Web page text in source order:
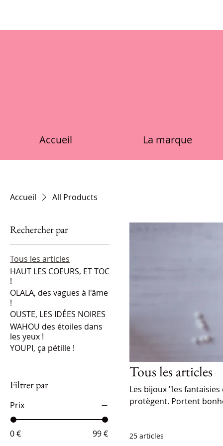
Accueil La marque
Accueil All Products
Rechercher par
Tous les articles
HAUT LES COEURS, ET TOC
!
OLALA, des vagues à l'âme
!
OUSTE, LES IDÉES NOIRES
WAHOU des étoiles dans
les yeux !
YOUPI, ça pétille !
Filtrer par
Prix
0 € 99 €
Tous les articles
Les bijoux "les
protègent. Portent
25 articles